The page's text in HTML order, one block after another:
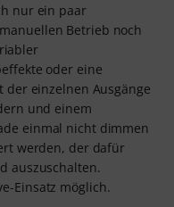
nur ein paar
Betrieb noch
oder eine
einzelnen Ausgänge
und einem
einmal nicht dimmen
werden, der dafür
auszuschalten.
Einsatz möglich.